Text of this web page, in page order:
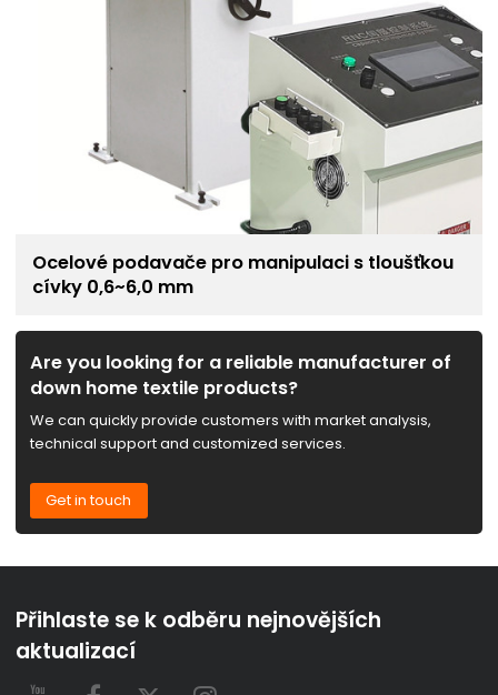
Ocelové podavače pro manipulaci s tloušťkou
cívky 0,6~6,0 mm
Are you looking for a reliable manufacturer of
down home textile products?
We can quickly provide customers with market analysis,
technical support and customized services.
Get in touch
Přihlaste se k odběru nejnovějších
aktualizací